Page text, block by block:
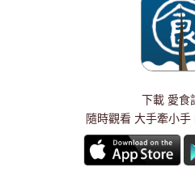
下載 愛食
隨時觀看 大手牽小